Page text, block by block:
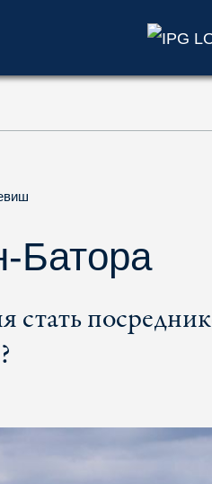
Батора
стать